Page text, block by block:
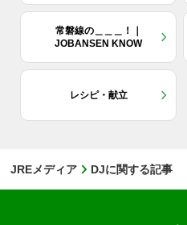
常磐線の＿＿＿！｜
JOBANSEN KNOW
レシピ・献立
JREメディア DJに関する記事